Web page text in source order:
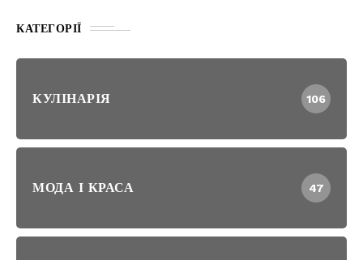
КАТЕГОРІЇ
КУЛІНАРІЯ 106
МОДА І КРАСА 47